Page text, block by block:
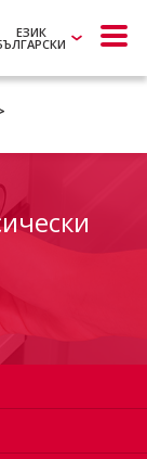
ЕЗИК